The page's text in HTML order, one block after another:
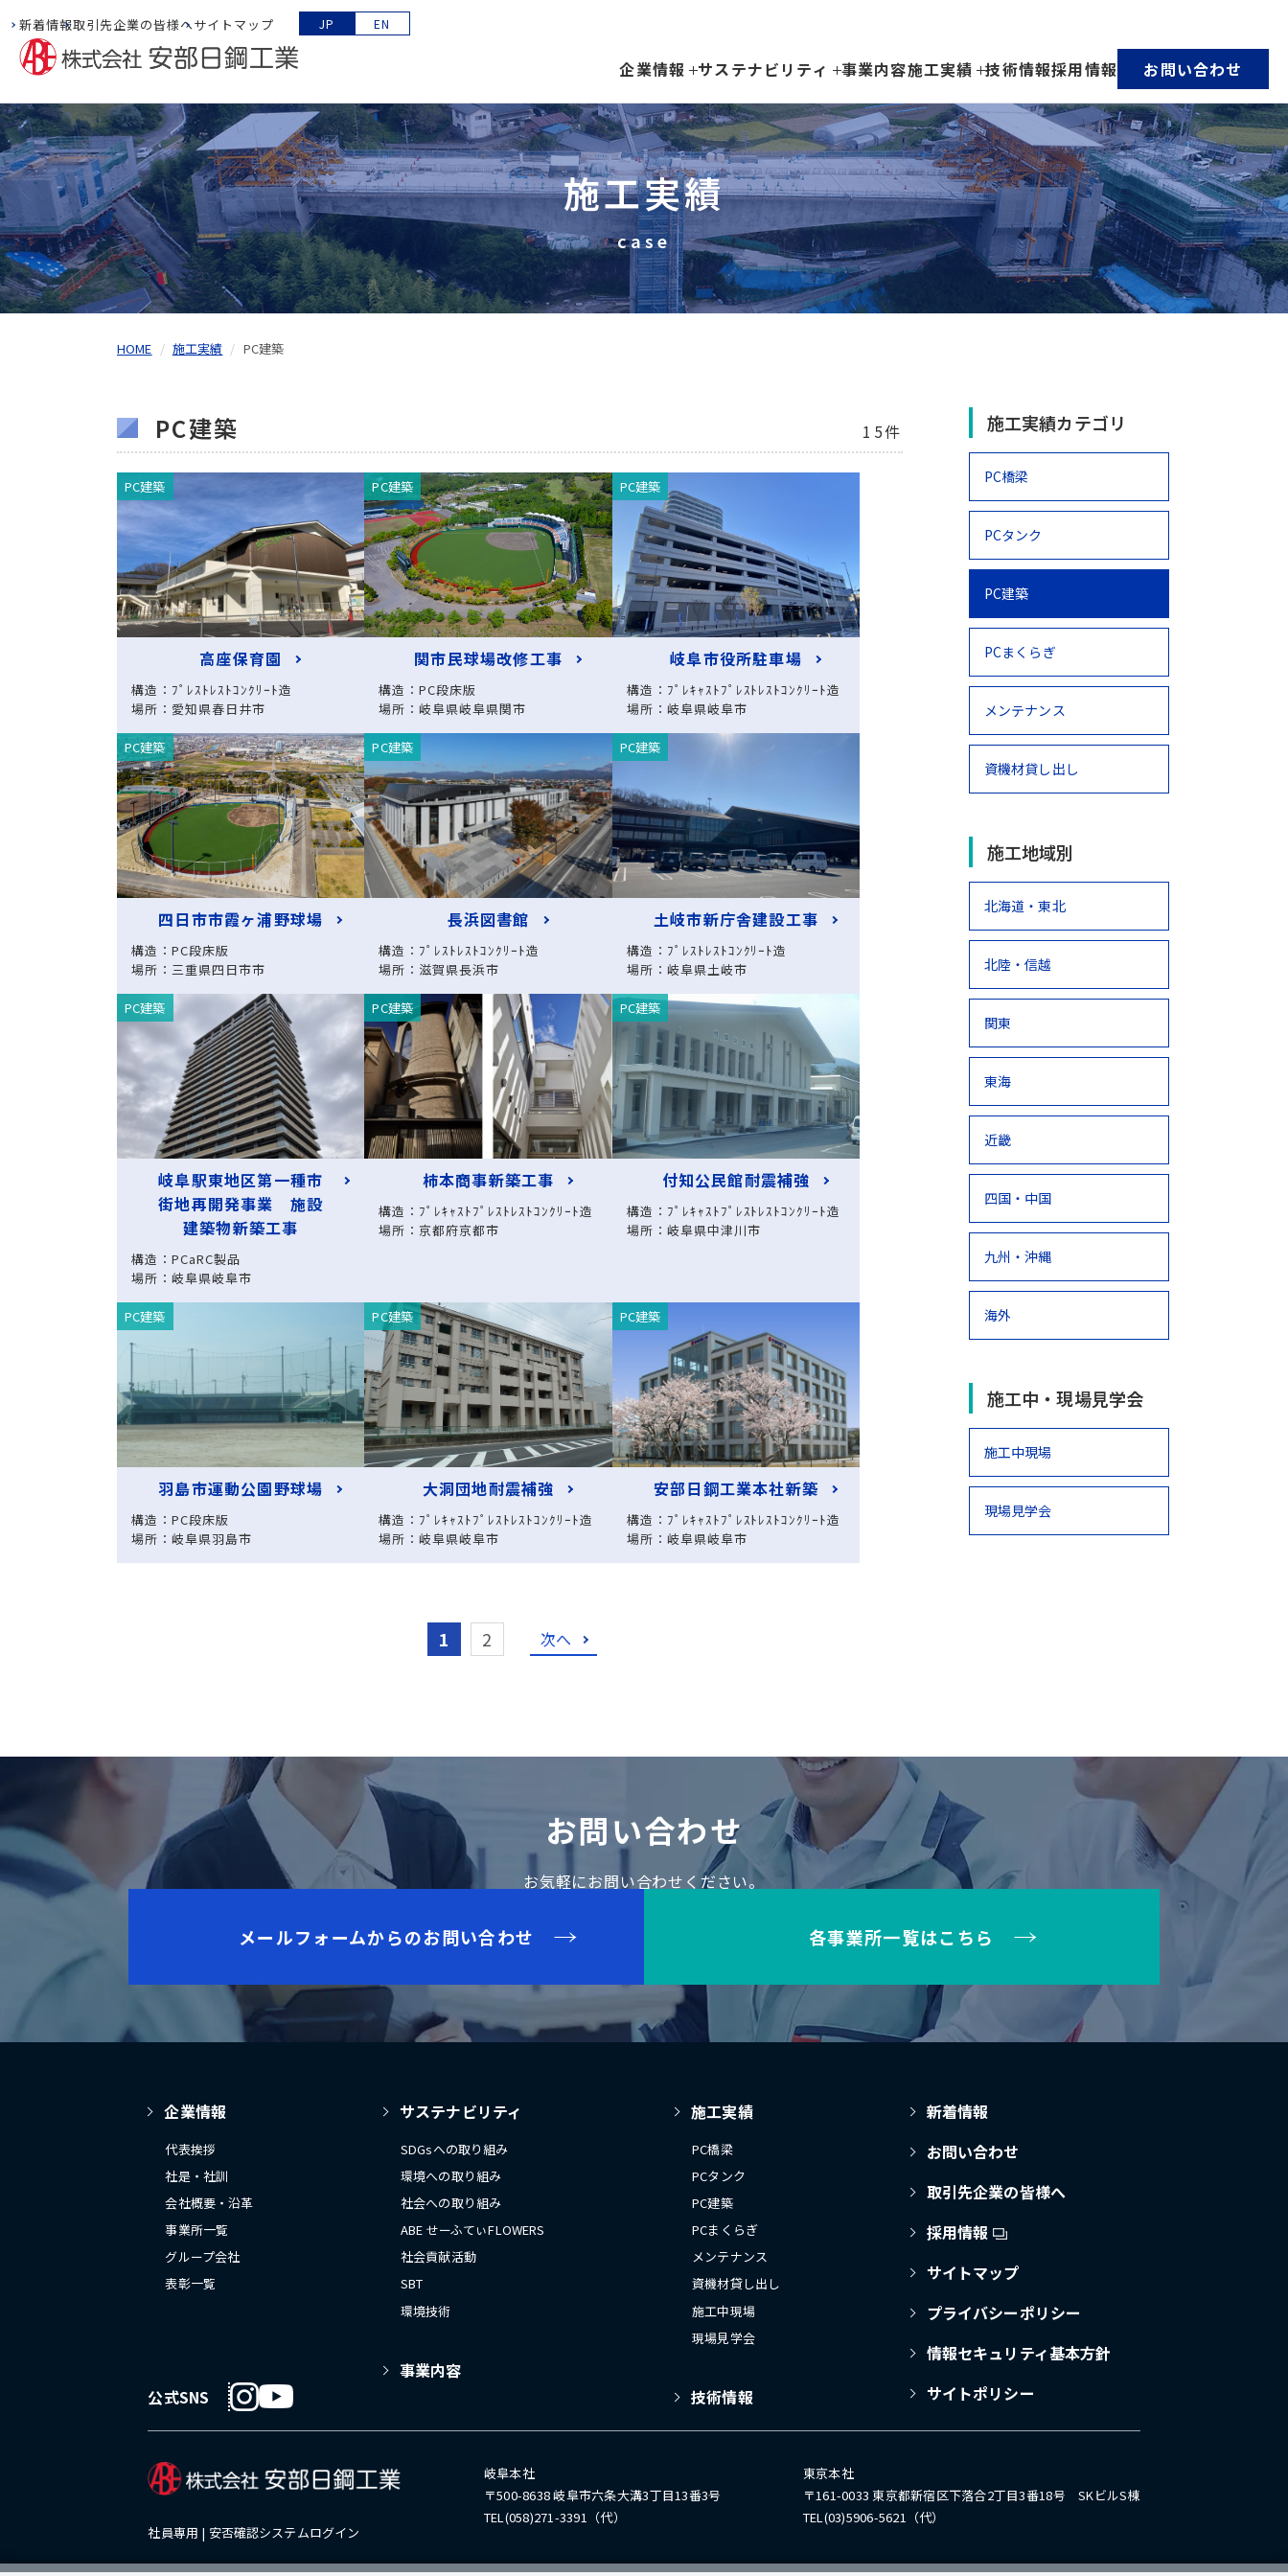
新着情報取引先企業の皆様へサイトマップ JP EN
企業情報 サステナビリティ 事業内容施工実績 技術情報採用情報 お問い合わせ
施工実績
case
HOME 施工実績 PC建築
PC建築 15件
PC建築
高座保育園
構造：ﾌﾟﾚｽﾄﾚｽﾄｺﾝｸﾘｰﾄ造
場所：愛知県春日井市
PC建築
関市民球場改修工事
構造：PC段床版
場所：岐阜県岐阜県関市
PC建築
岐阜市役所駐車場
構造：ﾌﾟﾚｷｬｽﾄﾌﾟﾚｽﾄﾚｽﾄｺﾝｸﾘｰﾄ造
場所：岐阜県岐阜市
PC建築
四日市市霞ヶ浦野球場
構造：PC段床版
場所：三重県四日市市
PC建築
長浜図書館
構造：ﾌﾟﾚｽﾄﾚｽﾄｺﾝｸﾘｰﾄ造
場所：滋賀県長浜市
PC建築
土岐市新庁舎建設工事
構造：ﾌﾟﾚｽﾄﾚｽﾄｺﾝｸﾘｰﾄ造
場所：岐阜県土岐市
PC建築
岐阜駅東地区第一種市
街地再開発事業 施設
建築物新築工事
構造：PCaRC製品
場所：岐阜県岐阜市
PC建築
柿本商事新築工事
構造：ﾌﾟﾚｷｬｽﾄﾌﾟﾚｽﾄﾚｽﾄｺﾝｸﾘｰﾄ造
場所：京都府京都市
PC建築
付知公民館耐震補強
構造：ﾌﾟﾚｷｬｽﾄﾌﾟﾚｽﾄﾚｽﾄｺﾝｸﾘｰﾄ造
場所：岐阜県中津川市
PC建築
羽島市運動公園野球場
構造：PC段床版
場所：岐阜県羽島市
PC建築
大洞団地耐震補強
構造：ﾌﾟﾚｷｬｽﾄﾌﾟﾚｽﾄﾚｽﾄｺﾝｸﾘｰﾄ造
場所：岐阜県岐阜市
PC建築
安部日鋼工業本社新築
構造：ﾌﾟﾚｷｬｽﾄﾌﾟﾚｽﾄﾚｽﾄｺﾝｸﾘｰﾄ造
場所：岐阜県岐阜市
1 2 次へ
施工実績カテゴリ
PC橋梁
PCタンク
PC建築
PCまくらぎ
メンテナンス
資機材貸し出し
施工地域別
北海道・東北
北陸・信越
関東
東海
近畿
四国・中国
九州・沖縄
海外
施工中・現場見学会
施工中現場
現場見学会
お問い合わせ
お気軽にお問い合わせください。
メールフォームからのお問い合わせ 各事業所一覧はこちら
企業情報
代表挨拶
社是・社訓
会社概要・沿革
事業所一覧
グループ会社
表彰一覧
サステナビリティ
SDGsへの取り組み
環境への取り組み
社会への取り組み
ABE せーふてぃFLOWERS
社会貢献活動
SBT
環境技術
事業内容
施工実績
PC橋梁
PCタンク
PC建築
PCまくらぎ
メンテナンス
資機材貸し出し
施工中現場
現場見学会
技術情報
新着情報
お問い合わせ
取引先企業の皆様へ
採用情報
サイトマップ
プライバシーポリシー
情報セキュリティ基本方針
サイトポリシー
公式SNS
社員専用 | 安否確認システムログイン
岐阜本社
〒500-8638 岐阜市六条大溝3丁目13番3号
TEL(058)271-3391（代）
東京本社
〒161-0033 東京都新宿区下落合2丁目3番18号 SKビルS棟
TEL(03)5906-5621（代）